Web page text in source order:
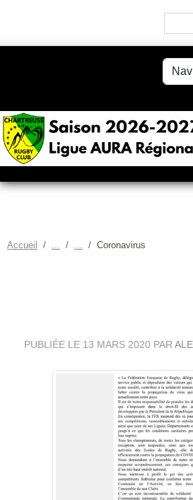
Accueil Coronavirus
PUBLIÉE LE 13 MARS 2020 PAR